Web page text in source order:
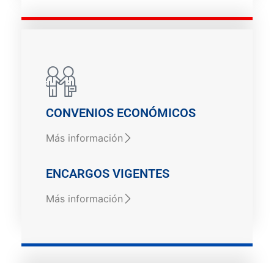
CONVENIOS ECONÓMICOS
Más información
ENCARGOS VIGENTES
Más información